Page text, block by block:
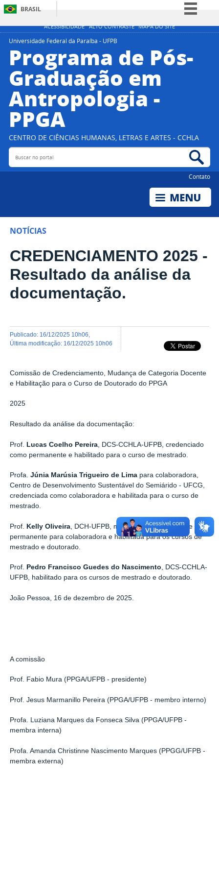
ACESSIBILIDADE ALTO CONTRASTE MAPA DO SITE
BRASIL
Simplifique!
Participe
Legislação
Canais
Universidade Federal da Paraíba - UFPB
Programa de Pós-
Graduação em
Antropologia -
PPGA
CENTRO DE CIÊNCIAS HUMANAS, LETRAS E ARTES - CCHLA
Buscar no portal
Contato
NOTÍCIAS
CREDENCIAMENTO 2025 -
Resultado da análise da
documentação.
publicado: 16/12/2025 10h06
última modificação: 16/12/2025 10h06
Comissão de Credenciamento, Mudança de Categoria Docente
e Habilitação para o Curso de Doutorado do PPGA
2025
Resultado da análise da documentação:
Prof. Lucas Coelho Pereira , DCS-CCHLA-UFPB, credenciado
como permanente e habilitado para o curso de mestrado.
Profa. Júnia Marúsia Trigueiro de Lima para colaboradora,
Centro de Desenvolvimento Sustentável do Semiárido - UFCG,
credenciada como colaboradora e habilitada para o curso de
mestrado.
Prof. Kelly Oliveira , DCH-UFPB, mudança de categoria de
permanente para colaboradora e habilitada para os cursos de
mestrado e doutorado.
Prof. Pedro Francisco Guedes do Nascimento, DCS-CCHLA-
UFPB, habilitado para os cursos de mestrado e doutorado.
João Pessoa, 16 de dezembro de 2025.
A comissão
Prof. Fabio Mura (PPGA/UFPB - presidente)
Prof. Jesus Marmanillo Pereira (PPGA/UFPB - membro interno)
Profa. Luziana Marques da Fonseca Silva (PPGA/UFPB -
membra interna)
Profa. Amanda Christinne Nascimento Marques (PPGG/UFPB -
membra externa)